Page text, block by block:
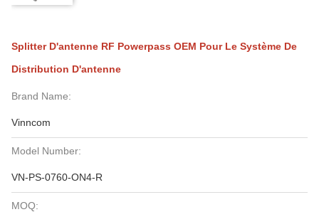
Splitter D'antenne RF Powerpass OEM Pour Le Système De
Distribution D'antenne
Brand Name:
Vinncom
Model Number:
VN-PS-0760-ON4-R
MOQ: